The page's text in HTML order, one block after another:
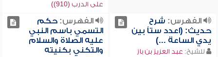
على الدرب (910))
الفهرس: شرح
حديث: (اعدد ستاً بين
يدي الساعة ...)
للشيخ: عبد العزيز بن باز
الفهرس:حكم
التسمي باسم النبي
عليه الصلاة والسلام
والتكني بكنيته